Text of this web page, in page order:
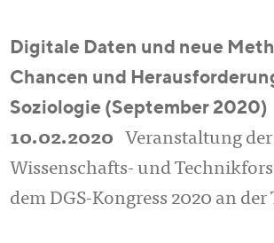
Digitale Daten und neue
Chancen und
Soziologie (September 2020)
10.02.2020
Veranstaltung
Wissenschafts- und
dem DGS-Kongress 2020 an der